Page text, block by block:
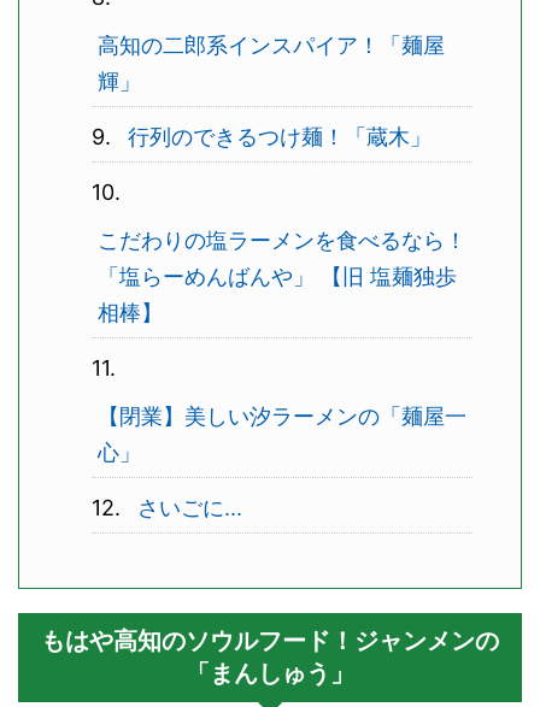
高知の二郎系インスパイア！「麺屋
輝」
行列のできるつけ麺！「蔵木」
こだわりの塩ラーメンを食べるなら！
「塩らーめんばんや」 【旧 塩麺独歩
相棒】
【閉業】美しい汐ラーメンの「麺屋一
心」
さいごに...
もはや高知のソウルフード！ジャンメンの
「まんしゅう」